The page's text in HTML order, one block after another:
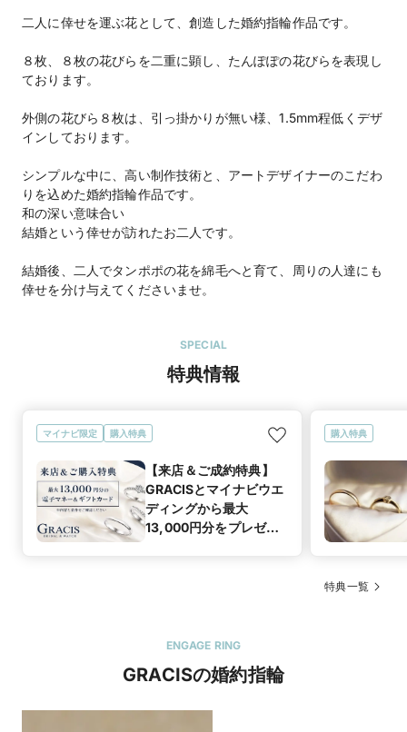
二人に倖せを運ぶ花として、創造した婚約指輪作品です。
８枚、８枚の花びらを二重に顕し、たんぽぽの花びらを表現し
ております。
外側の花びら８枚は、引っ掛かりが無い様、1.5mm程低くデザ
インしております。
シンプルな中に、高い制作技術と、アートデザイナーのこだわ
りを込めた婚約指輪作品です。
和の深い意味合い
結婚という倖せが訪れたお二人です。
結婚後、二人でタンポポの花を綿毛へと育て、周りの人達にも
倖せを分け与えてくださいませ。
SPECIAL
特典情報
マイナビ限定 購入特典
【来店＆ご成約特典】
GRACISとマイナビウエ
ディングから最大
13,000円分をプレゼン
購入特典
特典一覧
ENGAGE RING
GRACISの婚約指輪